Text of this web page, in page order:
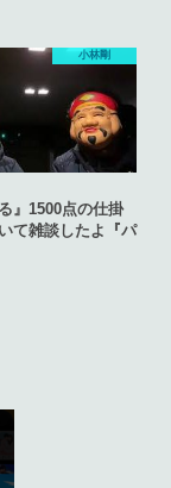
小林剛
』1500点の仕掛
て雑談したよ『パ